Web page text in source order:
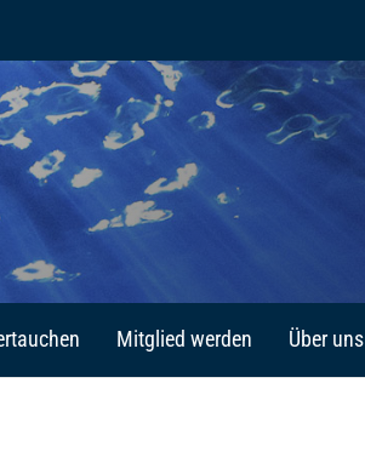
Mitglied werden Über uns